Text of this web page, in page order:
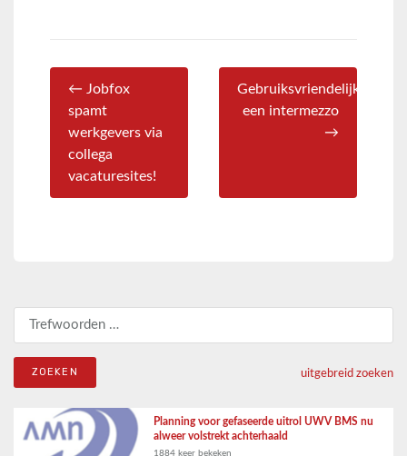
← Jobfox
spamt
werkgevers via
collega
vacaturesites!
Gebruiksvriendelijkheid,
een intermezzo
→
uitgebreid zoeken
Planning voor gefaseerde uitrol UWV BMS nu
alweer volstrekt achterhaald
1884 keer bekeken